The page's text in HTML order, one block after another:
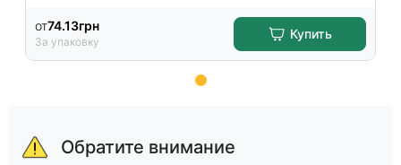
от74.13грн
За упаковку
Купить
15
Обратите внимание